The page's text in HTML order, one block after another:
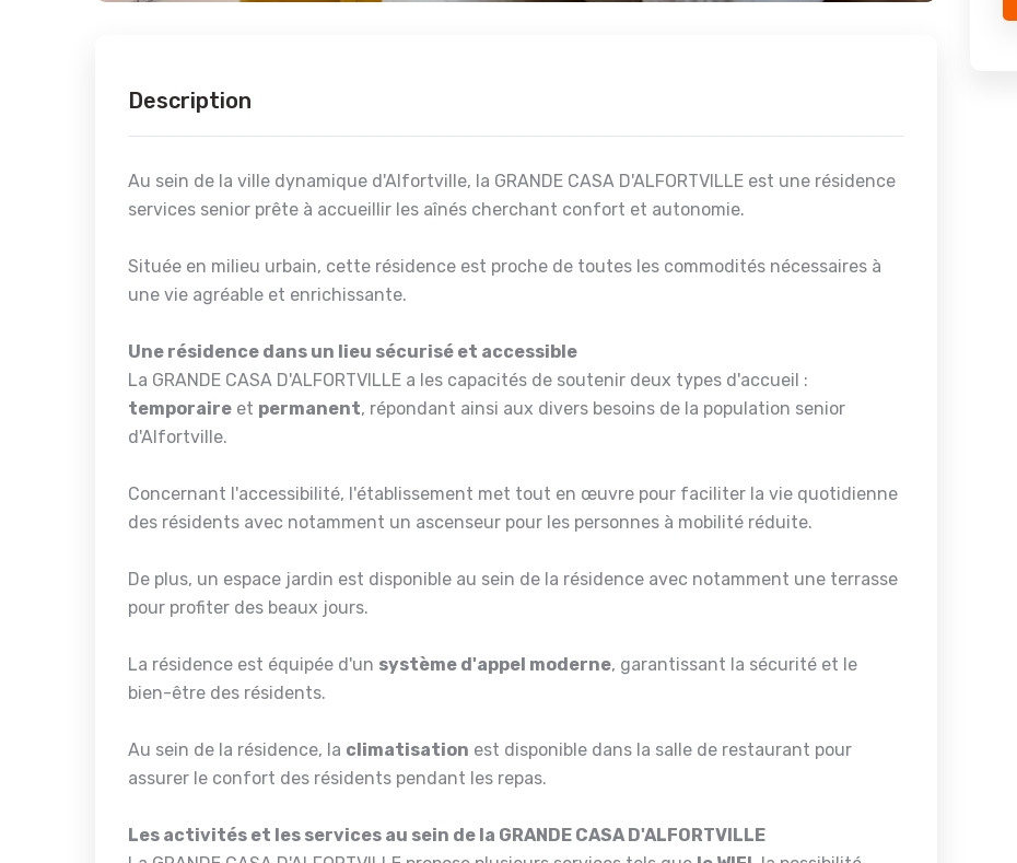
Description
Au sein de la ville dynamique d'Alfortville, la GRANDE CASA D'ALFORTVILLE est une résidence
services senior prête à accueillir les aînés cherchant confort et autonomie.
Située en milieu urbain, cette résidence est proche de toutes les commodités nécessaires à
une vie agréable et enrichissante.
Une résidence dans un lieu sécurisé et accessible
La GRANDE CASA D'ALFORTVILLE a les capacités de soutenir deux types d'accueil :
temporaire et permanent, répondant ainsi aux divers besoins de la population senior
d'Alfortville.
Concernant l'accessibilité, l'établissement met tout en œuvre pour faciliter la vie quotidienne
des résidents avec notamment un ascenseur pour les personnes à mobilité réduite.
De plus, un espace jardin est disponible au sein de la résidence avec notamment une terrasse
pour profiter des beaux jours.
La résidence est équipée d'un système d'appel moderne, garantissant la sécurité et le
bien-être des résidents.
Au sein de la résidence, la climatisation est disponible dans la salle de restaurant pour
assurer le confort des résidents pendant les repas.
Les activités et les services au sein de la GRANDE CASA D'ALFORTVILLE